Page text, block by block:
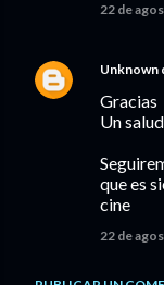
22 de
Unknown
Gracias
Un
que es
cine
22 de